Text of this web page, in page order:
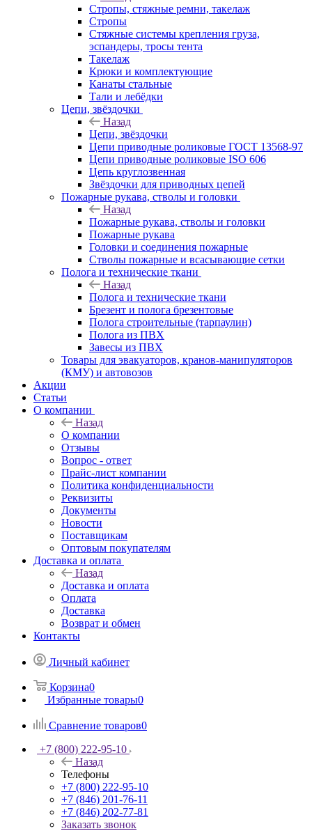
Стропы, стяжные ремни, такелаж
Стропы
Стяжные системы крепления груза,
эспандеры, тросы тента
Такелаж
Крюки и комплектующие
Канаты стальные
Тали и лебёдки
Цепи, звёздочки
Назад
Цепи, звёздочки
Цепи приводные роликовые ГОСТ 13568-97
Цепи приводные роликовые ISO 606
Цепь круглозвенная
Звёздочки для приводных цепей
Пожарные рукава, стволы и головки
Назад
Пожарные рукава, стволы и головки
Пожарные рукава
Головки и соединения пожарные
Стволы пожарные и всасывающие сетки
Полога и технические ткани
Назад
Полога и технические ткани
Брезент и полога брезентовые
Полога строительные (тарпаулин)
Полога из ПВХ
Завесы из ПВХ
Товары для эвакуаторов, кранов-манипуляторов
(КМУ) и автовозов
Акции
Статьи
О компании
Назад
О компании
Отзывы
Вопрос - ответ
Прайс-лист компании
Политика конфиденциальности
Реквизиты
Документы
Новости
Поставщикам
Оптовым покупателям
Доставка и оплата
Назад
Доставка и оплата
Оплата
Доставка
Возврат и обмен
Контакты
Личный кабинет
Корзина0
Избранные товары0
Сравнение товаров0
+7 (800) 222-95-10
Назад
Телефоны
+7 (800) 222-95-10
+7 (846) 201-76-11
+7 (846) 202-77-81
Заказать звонок